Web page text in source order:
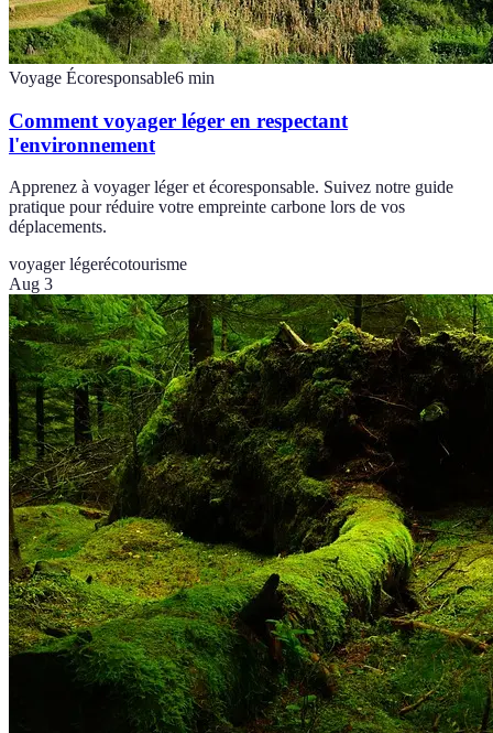
Voyage Écoresponsable6 min
Comment voyager léger en respectant
l'environnement
Apprenez à voyager léger et écoresponsable. Suivez notre guide
pratique pour réduire votre empreinte carbone lors de vos
déplacements.
voyager légerécotourisme
Aug 3